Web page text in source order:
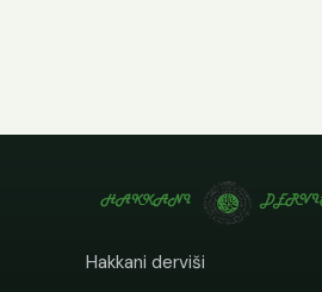
Hakkani derviši